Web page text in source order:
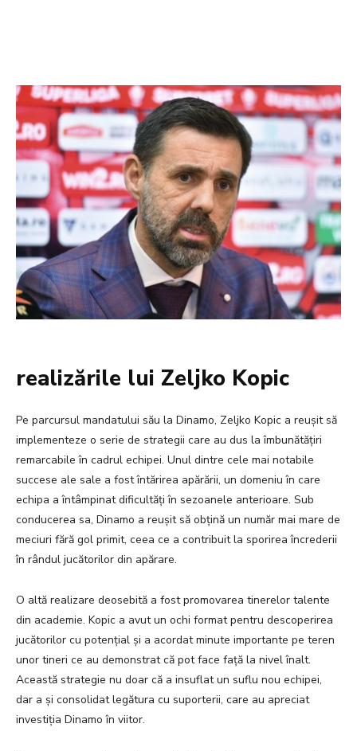
realizările lui Zeljko Kopic
Pe parcursul mandatului său la Dinamo, Zeljko Kopic a reușit să
implementeze o serie de strategii care au dus la îmbunătățiri
remarcabile în cadrul echipei. Unul dintre cele mai notabile
succese ale sale a fost întărirea apărării, un domeniu în care
echipa a întâmpinat dificultăți în sezoanele anterioare. Sub
conducerea sa, Dinamo a reușit să obțină un număr mai mare de
meciuri fără gol primit, ceea ce a contribuit la sporirea încrederii
în rândul jucătorilor din apărare.
O altă realizare deosebită a fost promovarea tinerelor talente
din academie. Kopic a avut un ochi format pentru descoperirea
jucătorilor cu potențial și a acordat minute importante pe teren
unor tineri ce au demonstrat că pot face față la nivel înalt.
Această strategie nu doar că a insuflat un suflu nou echipei,
dar a și consolidat legătura cu suporterii, care au apreciat
investiția Dinamo în viitor.